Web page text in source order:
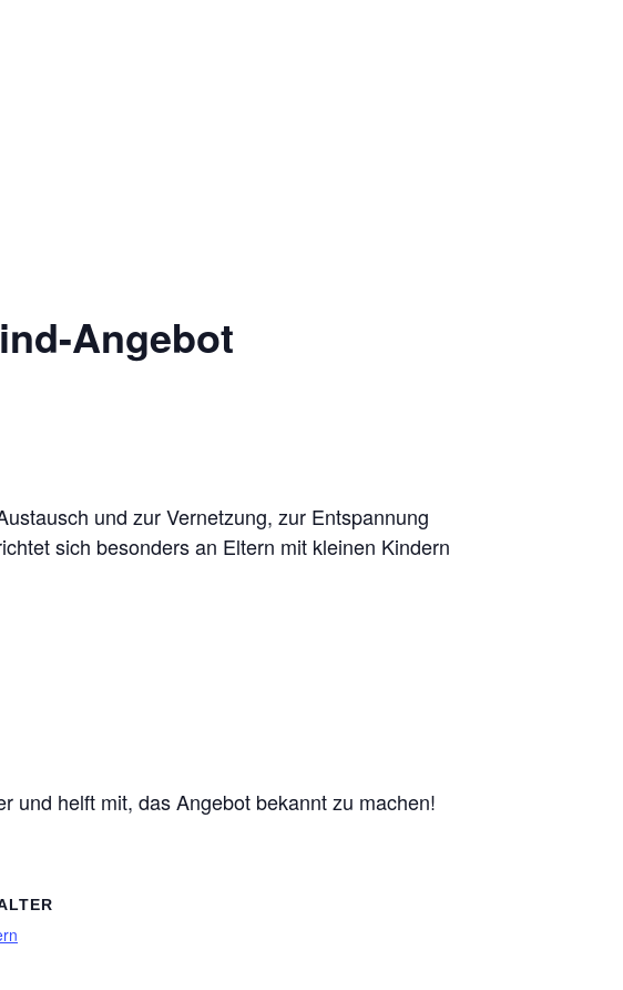
Angebot
und zur Vernetzung, zur Entspannung
sich besonders an Eltern mit kleinen Kindern
und helft mit, das Angebot bekannt zu machen!